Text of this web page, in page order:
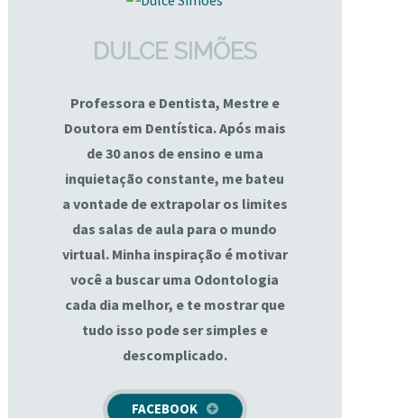
DULCE SIMÕES
Professora e Dentista, Mestre e
Doutora em Dentística. Após mais
de 30 anos de ensino e uma
inquietação constante, me bateu
a vontade de extrapolar os limites
das salas de aula para o mundo
virtual. Minha inspiração é motivar
você a buscar uma Odontologia
cada dia melhor, e te mostrar que
tudo isso pode ser simples e
descomplicado.
FACEBOOK